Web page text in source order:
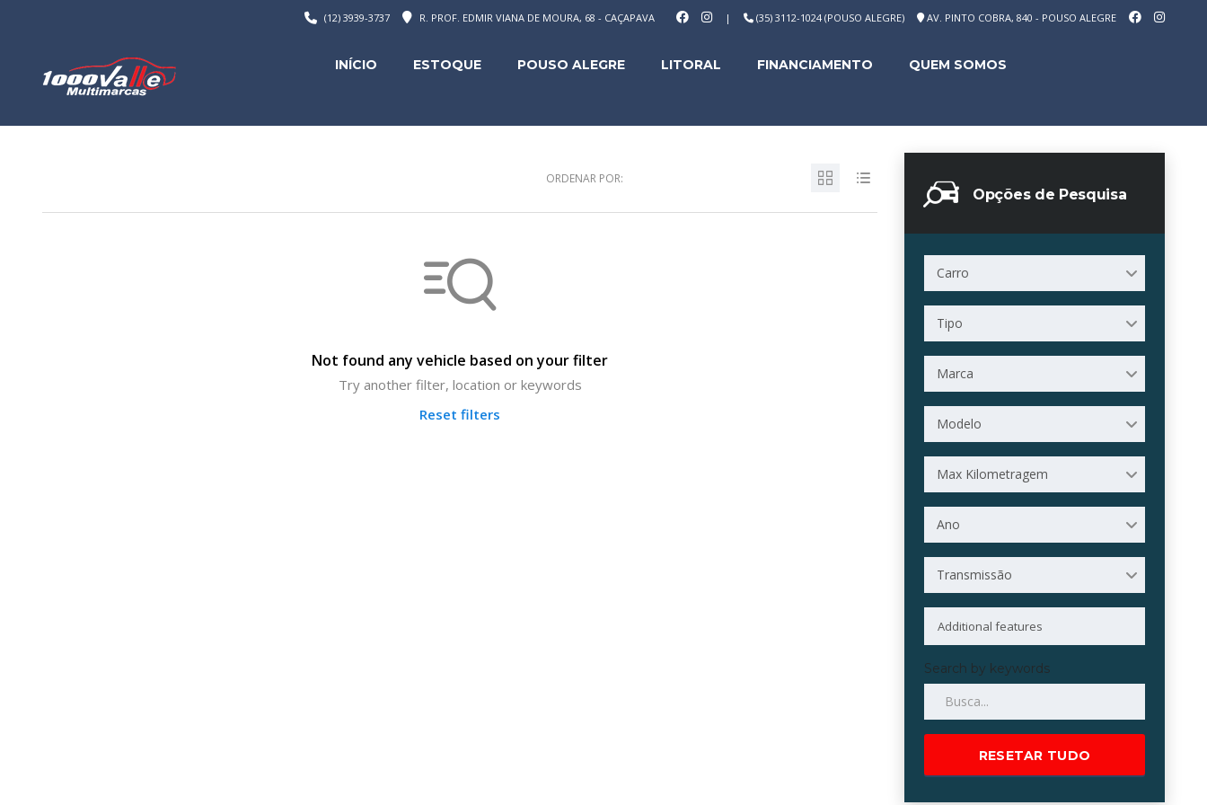
| (35) 3112-1024 (POUSO ALEGRE) AV. PINTO COBRA, 840 - POUSO ALEGRE
R. PROF. EDMIR VIANA DE MOURA, 68 - CAÇAPAVA
(12) 3939-3737
INÍCIO ESTOQUE POUSO ALEGRE LITORAL FINANCIAMENTO QUEM SOMOS
Opções de Pesquisa
Carro
Tipo
Marca
Modelo
Max Kilometragem
Ano
Transmissão
Search by keywords
RESETAR TUDO
ORDENAR POR:
Not found any vehicle based on your filter
Try another filter, location or keywords
Reset filters